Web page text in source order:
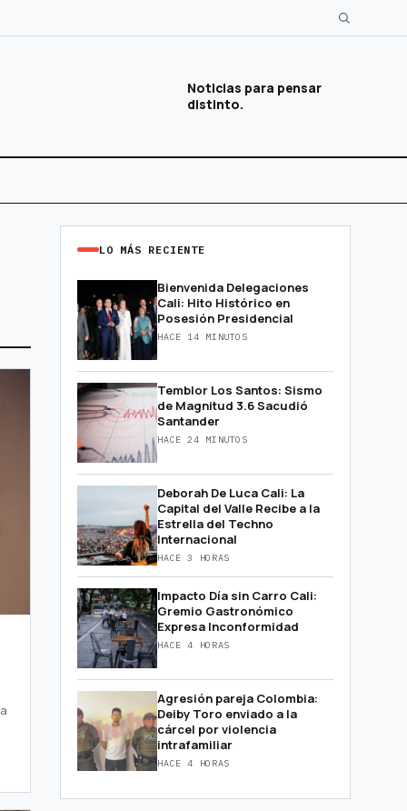
Noticias para pensar
distinto.
LO MÁS RECIENTE
Bienvenida Delegaciones
Cali: Hito Histórico en
Posesión Presidencial
HACE 14 MINUTOS
Temblor Los Santos: Sismo
de Magnitud 3.6 Sacudió
Santander
HACE 24 MINUTOS
Deborah De Luca Cali: La
Capital del Valle Recibe a la
Estrella del Techno
Internacional
HACE 3 HORAS
Impacto Día sin Carro Cali:
Gremio Gastronómico
Expresa Inconformidad
HACE 4 HORAS
Agresión pareja Colombia:
Deiby Toro enviado a la
cárcel por violencia
intrafamiliar
HACE 4 HORAS